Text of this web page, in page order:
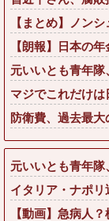
【まとめ】ノン
【朗報】日本の
元いいとも青年
マジでこれだけ
防衛費、過去最
元いいとも青年
イタリア・ナポ
【動画】急病人